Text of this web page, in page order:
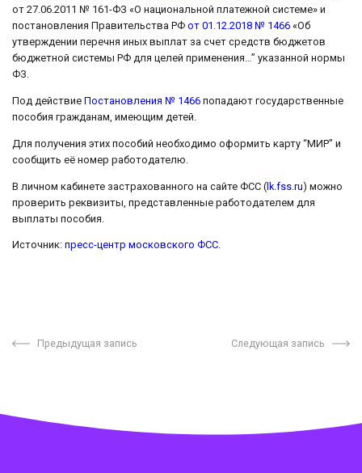
от 27.06.2011 № 161-ФЗ «О национальной платежной системе» и
постановления Правительства РФ от 01.12.2018 № 1466 «Об
утверждении перечня иных выплат за счет средств бюджетов
бюджетной системы РФ для целей применения…” указанной нормы
ФЗ.
Под действие Постановления № 1466 попадают государственные
пособия гражданам, имеющим детей.
Для получения этих пособий необходимо оформить карту “МИР” и
сообщить её номер работодателю.
В личном кабинете застрахованного на сайте ФСС (lk.fss.ru) можно
проверить реквизиты, представленные работодателем для
выплаты пособия.
Источник: пресс-центр московского ФСС.
Предыдущая запись Следующая запись